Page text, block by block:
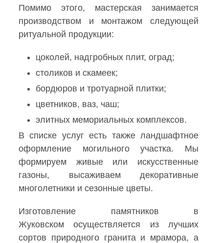
Помимо этого, мастерская занимается
производством и монтажом следующей
ритуальной продукции:
цоколей, надгробных плит, оград;
столиков и скамеек;
бордюров и тротуарной плитки;
цветников, ваз, чаш;
элитных мемориальных комплексов.
В списке услуг есть также ландшафтное
оформление могильного участка. Мы
формируем живые или искусственные
газоны, высаживаем декоративные
многолетники и сезонные цветы.
Изготовление памятников в
Жуковском осуществляется из лучших
сортов природного гранита и мрамора, а